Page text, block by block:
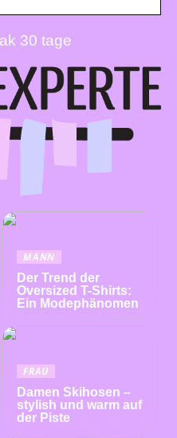
30 tage
MANN
Der Trend der
Oversized T-Shirts:
Ein Modephänomen
FRAU
Damen Skihosen –
stylish und warm auf
der Piste